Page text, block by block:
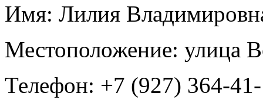
Имя: Лилия
Местоположение: улица
Телефон: +7 (927) 364-